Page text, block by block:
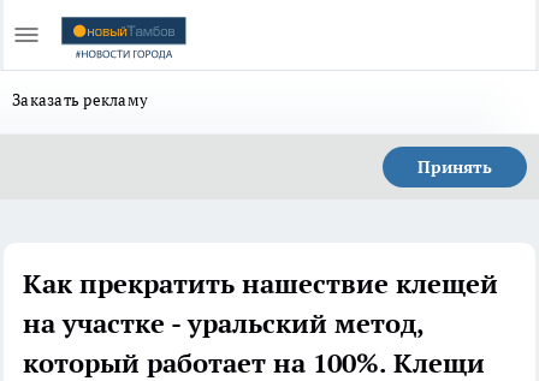
Заказать рекламу
Принять
Как прекратить нашествие клещей
на участке - уральский метод,
который работает на 100%. Клещи